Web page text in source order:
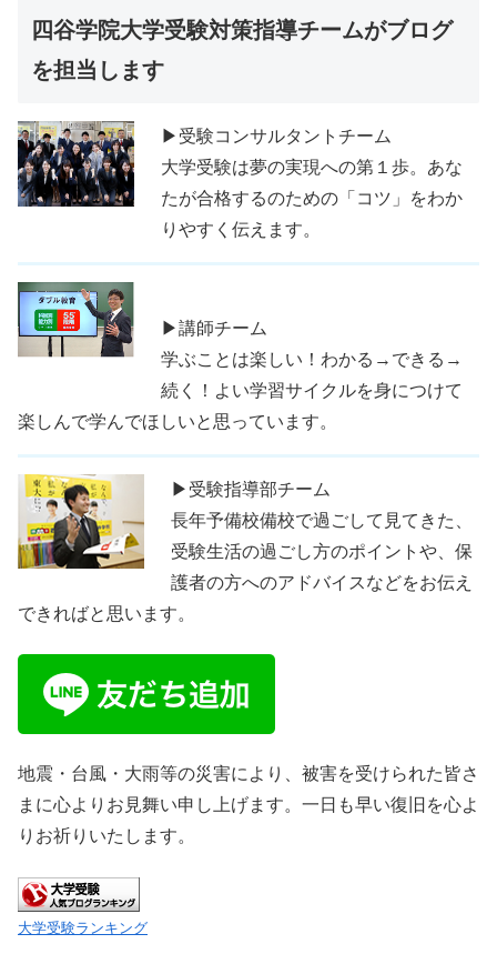
四谷学院大学受験対策指導チームがブログ
を担当します
▶受験コンサルタントチーム
大学受験は夢の実現への第１歩。あな
たが合格するのための「コツ」をわか
りやすく伝えます。
▶講師チーム
学ぶことは楽しい！わかる→できる→
続く！よい学習サイクルを身につけて
楽しんで学んでほしいと思っています。
▶受験指導部チーム
長年予備校備校で過ごして見てきた、
受験生活の過ごし方のポイントや、保
護者の方へのアドバイスなどをお伝え
できればと思います。
地震・台風・大雨等の災害により、被害を受けられた皆さ
まに心よりお見舞い申し上げます。一日も早い復旧を心よ
りお祈りいたします。
大学受験ランキング